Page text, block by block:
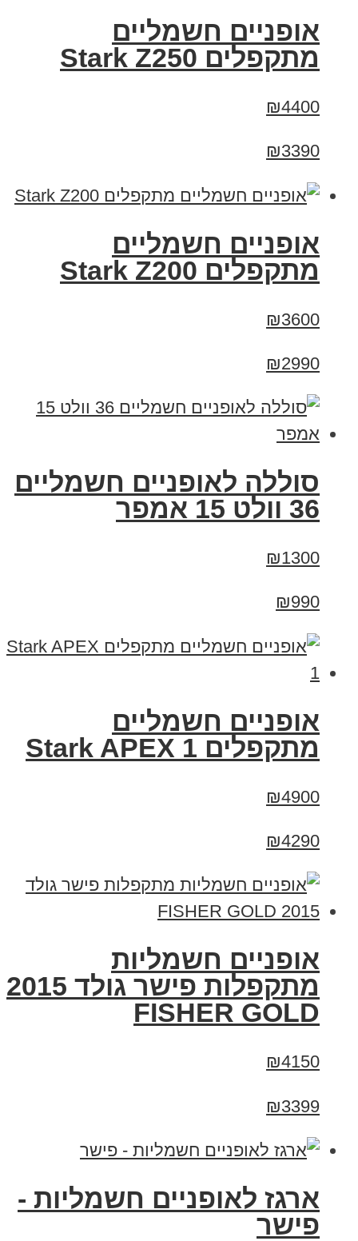
‏אופניים חשמליים
‏מתקפלים Stark Z250
₪4400
₪3390
‏אופניים חשמליים
‏מתקפלים Stark Z200
₪3600
₪2990
סוללה לאופניים חשמליים
36 וולט 15 אמפר
₪1300
₪990
‏אופניים חשמליים
‏מתקפלים Stark APEX 1
₪4900
₪4290
אופניים חשמליות
מתקפלות פישר גולד 2015
FISHER GOLD
₪4150
₪3399
ארגז לאופניים חשמליות -
פישר